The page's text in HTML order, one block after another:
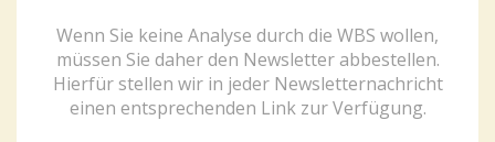
Wenn Sie keine Analyse durch die WBS wollen,
müssen Sie daher den Newsletter abbestellen.
Hierfür stellen wir in jeder Newsletternachricht
einen entsprechenden Link zur Verfügung.